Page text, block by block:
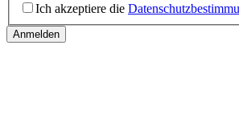
Ich akzeptiere die